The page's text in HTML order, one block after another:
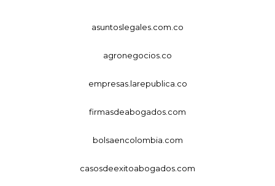
asuntoslegales.com.co
agronegocios.co
empresas.larepublica.co
firmasdeabogados.com
bolsaencolombia.com
casosdeexitoabogados.com